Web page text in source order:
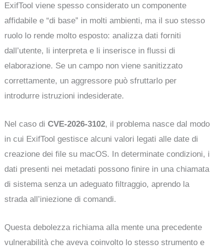
ExifTool viene spesso considerato un componente
affidabile e “di base” in molti ambienti, ma il suo stesso
ruolo lo rende molto esposto: analizza dati forniti
dall’utente, li interpreta e li inserisce in flussi di
elaborazione. Se un campo non viene sanitizzato
correttamente, un aggressore può sfruttarlo per
introdurre istruzioni indesiderate.
Nel caso diCVE-2026-3102, il problema nasce dal modo
in cui ExifTool gestisce alcuni valori legati alle date di
creazione dei file su macOS. In determinate condizioni, i
dati presenti nei metadati possono finire in una chiamata
di sistema senza un adeguato filtraggio, aprendo la
strada all’iniezione di comandi.
Questa debolezza richiama alla mente una precedente
vulnerabilità che aveva coinvolto lo stesso strumento e